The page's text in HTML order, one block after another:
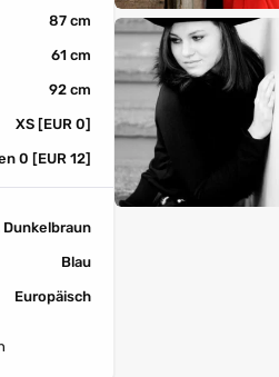
87 cm
61 cm
92 cm
XS [EUR 0]
0 [EUR 12]
Blau
Europäisch